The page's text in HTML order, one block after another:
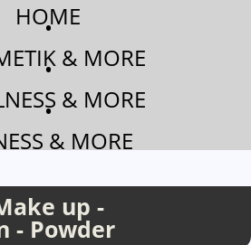
HOME
•
& MORE
•
& MORE
•
& MORE
up -
- Powder